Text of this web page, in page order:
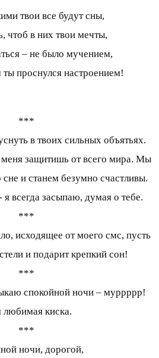
твои все будут сны,
чтоб в них твои мечты,
– не было мучением,
проснулся настроением!
***
в твоих сильных объятьях.
меня защитишь от всего мира. Мы
сне и станем безумно счастливы.
всегда засыпаю, думая о тебе.
***
исходящее от моего смс, пусть
и подарит крепкий сон!
***
спокойной ночи – муррррр!
любимая киска.
***
ночи, дорогой,